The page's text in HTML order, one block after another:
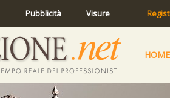
Pubblicità Visure
HOME